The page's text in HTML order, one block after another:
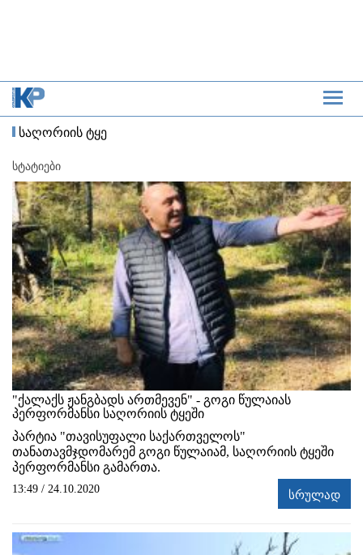
საღორიის ტყე
სტატიები
"ქალაქს ჟანგბადს ართმევენ" - გოგი წულაიას
პერფორმანსი საღორიის ტყეში
პარტია "თავისუფალი საქართველოს"
თანათავმჯდომარემ გოგი წულაიამ, საღორიის ტყეში
პერფორმანსი გამართა.
13:49 / 24.10.2020 სრულად